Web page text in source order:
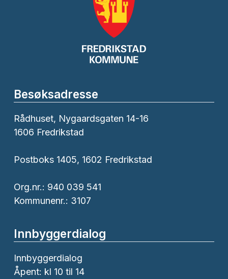
Besøksadresse
Rådhuset, Nygaardsgaten 14-16
1606 Fredrikstad
Postboks 1405, 1602 Fredrikstad
Org.nr.: 940 039 541
Kommunenr.: 3107
Innbyggerdialog
Innbyggerdialog
Åpent: kl 10 til 14